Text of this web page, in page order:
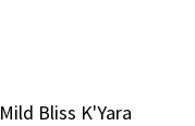
Mild Bliss K'Yara